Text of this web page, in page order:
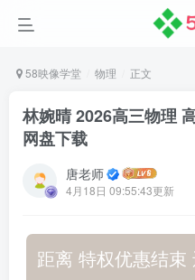
58映像学堂 物理 正文
林婉晴 2026高三物理
网盘下载
唐老师
4月18日 09:55:43更新
距离 特权优惠结束